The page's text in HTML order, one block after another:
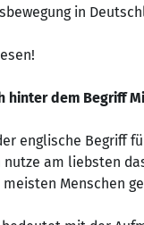
in
hinter dem Begriff
englische Begriff
am liebsten
Menschen